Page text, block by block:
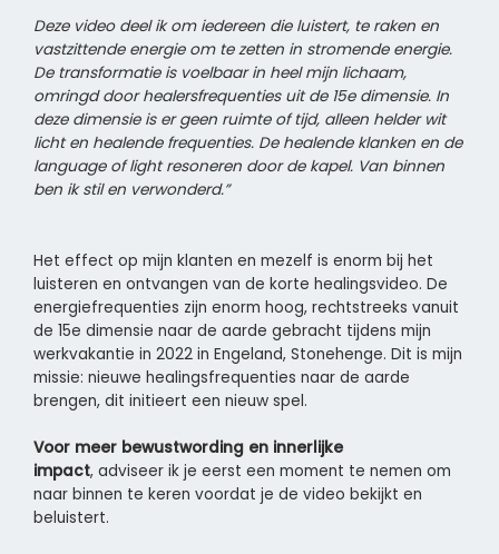
Deze video deel ik om iedereen die luistert, te raken en
vastzittende energie om te zetten in stromende energie.
De transformatie is voelbaar in heel mijn lichaam,
omringd door healersfrequenties uit de 15e dimensie. In
deze dimensie is er geen ruimte of tijd, alleen helder wit
licht en healende frequenties. De healende klanken en de
language of light resoneren door de kapel. Van binnen
ben ik stil en verwonderd.”
Het effect op mijn klanten en mezelf is enorm bij het
luisteren en ontvangen van de korte healingsvideo. De
energiefrequenties zijn enorm hoog, rechtstreeks vanuit
de 15e dimensie naar de aarde gebracht tijdens mijn
werkvakantie in 2022 in Engeland, Stonehenge. Dit is mijn
missie: nieuwe healingsfrequenties naar de aarde
brengen, dit initieert een nieuw spel.
Voor meer bewustwording en innerlijke
impact, adviseer ik je eerst een moment te nemen om
naar binnen te keren voordat je de video bekijkt en
beluistert.